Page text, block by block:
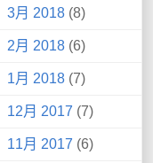
3月 2018 (8)
2月 2018 (6)
1月 2018 (7)
12月 2017 (7)
11月 2017 (6)